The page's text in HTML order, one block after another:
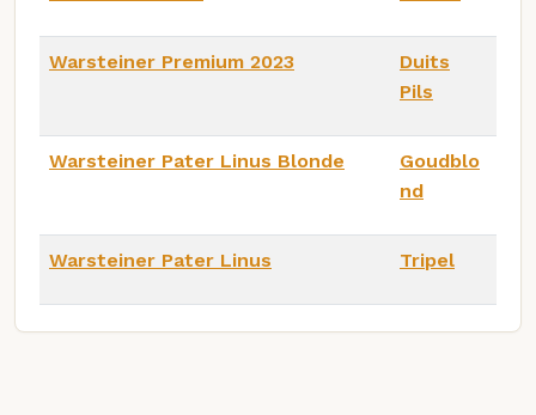
Warsteiner Premium 2023
Duits
Pils
Warsteiner Pater Linus Blonde
Goudblo
nd
Warsteiner Pater Linus Tripel